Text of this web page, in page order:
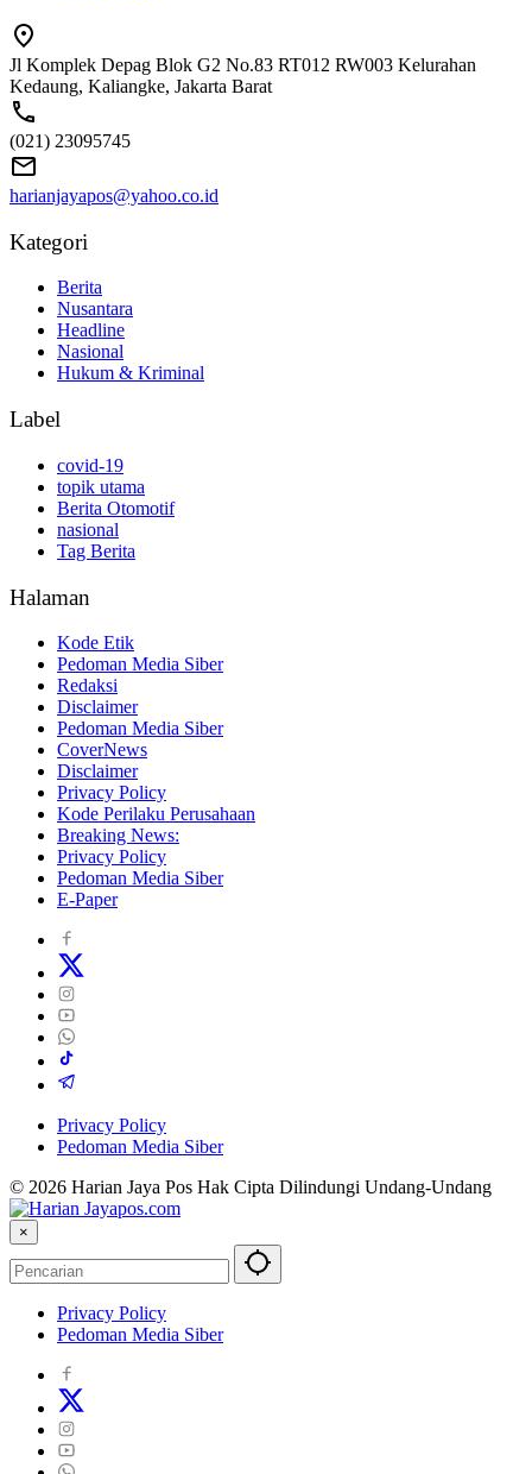
Jl Komplek Depag Blok G2 No.83 RT012 RW003 Kelurahan
Kedaung, Kaliangke, Jakarta Barat
(021) 23095745
harianjayapos@yahoo.co.id
Kategori
Berita
Nusantara
Headline
Nasional
Hukum & Kriminal
Label
covid-19
topik utama
Berita Otomotif
nasional
Tag Berita
Halaman
Kode Etik
Pedoman Media Siber
Redaksi
Disclaimer
Pedoman Media Siber
CoverNews
Disclaimer
Privacy Policy
Kode Perilaku Perusahaan
Breaking News:
Privacy Policy
Pedoman Media Siber
E-Paper
Privacy Policy
Pedoman Media Siber
© 2026 Harian Jaya Pos Hak Cipta Dilindungi Undang-Undang
×
Privacy Policy
Pedoman Media Siber